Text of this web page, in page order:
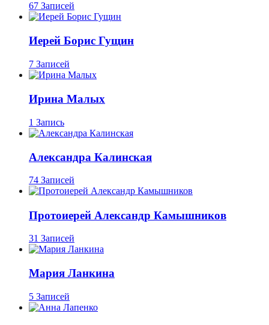
67 Записей
Иерей Борис Гущин
7 Записей
Ирина Малых
1 Запись
Александра Калинская
74 Записей
Протоиерей Александр Камышников
31 Записей
Мария Ланкина
5 Записей